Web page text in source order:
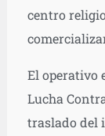
centro
El operativo
Lucha
traslado del